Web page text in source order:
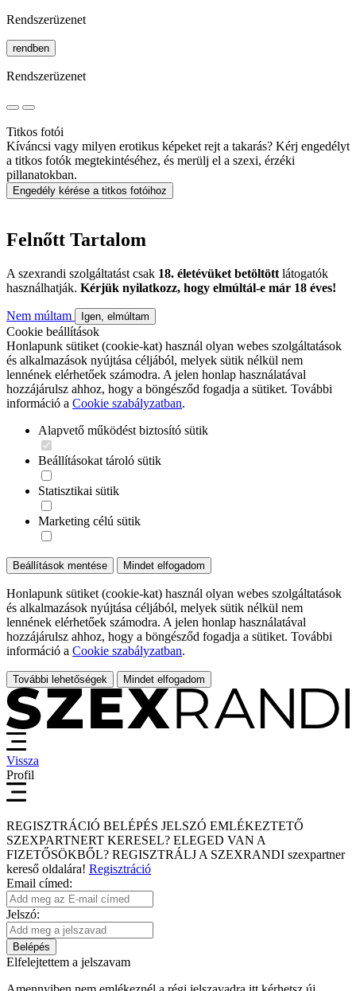
Rendszerüzenet
rendben
Rendszerüzenet
Titkos fotói
Kíváncsi vagy milyen erotikus képeket rejt a takarás? Kérj engedélyt
a titkos fotók megtekintéséhez, és merülj el a szexi, érzéki
pillanatokban.
Engedély kérése a titkos fotóihoz
Felnőtt Tartalom
A szexrandi szolgáltatást csak 18. életévüket betöltött látogatók
használhatják. Kérjük nyilatkozz, hogy elmúltál-e már 18 éves!
Nem múltam Igen, elmúltam
Cookie beállítások
Honlapunk sütiket (cookie-kat) használ olyan webes szolgáltatások
és alkalmazások nyújtása céljából, melyek sütik nélkül nem
lennének elérhetőek számodra. A jelen honlap használatával
hozzájárulsz ahhoz, hogy a böngésződ fogadja a sütiket. További
információ a Cookie szabályzatban.
Alapvető működést biztosító sütik
Beállításokat tároló sütik
Statisztikai sütik
Marketing célú sütik
Beállítások mentése Mindet elfogadom
Honlapunk sütiket (cookie-kat) használ olyan webes szolgáltatások
és alkalmazások nyújtása céljából, melyek sütik nélkül nem
lennének elérhetőek számodra. A jelen honlap használatával
hozzájárulsz ahhoz, hogy a böngésződ fogadja a sütiket. További
információ a Cookie szabályzatban.
További lehetőségek Mindet elfogadom
Vissza
Profil
REGISZTRÁCIÓ BELÉPÉS JELSZÓ EMLÉKEZTETŐ
SZEXPARTNERT KERESEL? ELEGED VAN A
FIZETŐSÖKBŐL? REGISZTRÁLJ A SZEXRANDI szexpartner
kereső oldalára! Regisztráció
Email címed:
Jelszó:
Belépés
Elfelejtettem a jelszavam